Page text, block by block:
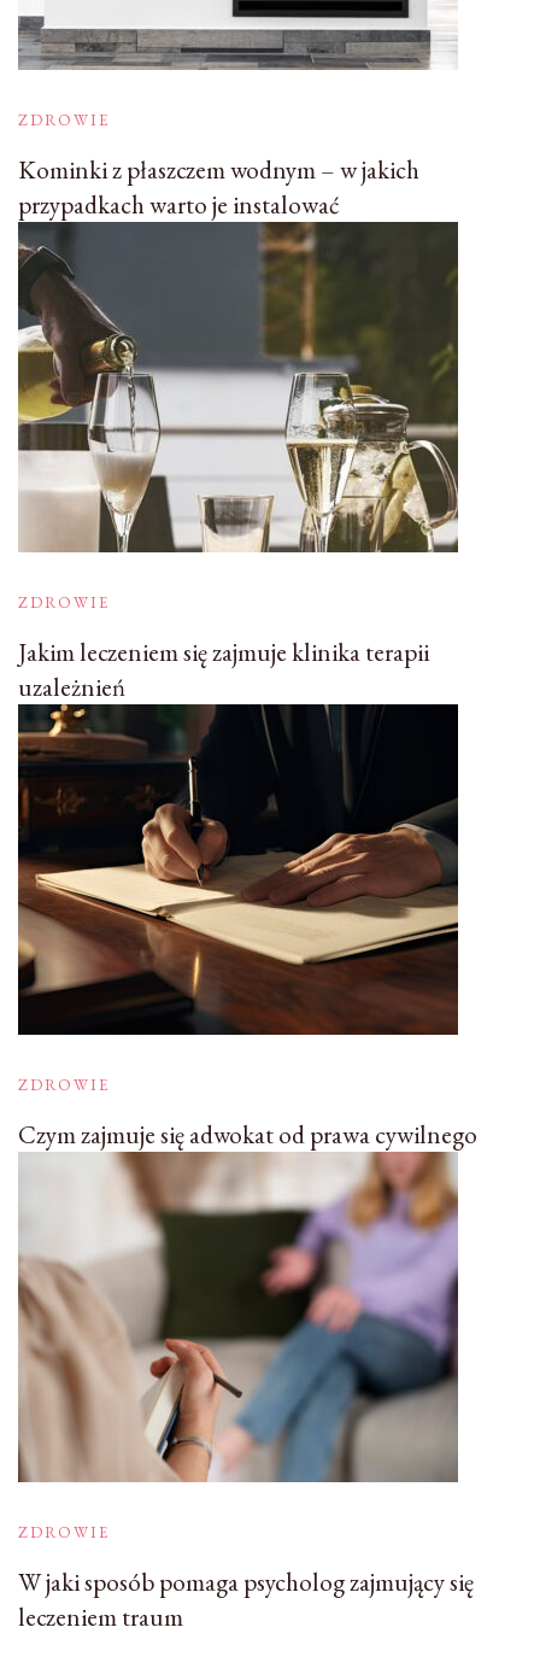
ZDROWIE
Kominki z płaszczem wodnym – w jakich
przypadkach warto je instalować
ZDROWIE
Jakim leczeniem się zajmuje klinika terapii
uzależnień
ZDROWIE
Czym zajmuje się adwokat od prawa cywilnego
ZDROWIE
W jaki sposób pomaga psycholog zajmujący się
leczeniem traum